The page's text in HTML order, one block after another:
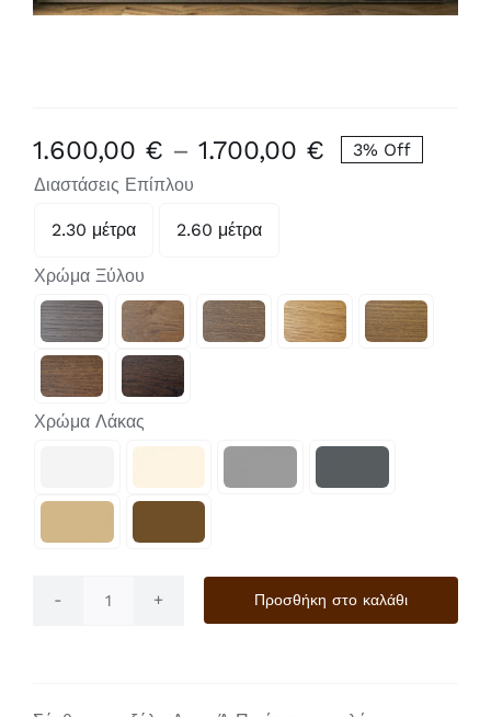
1.600,00 € – 1.700,00 €Price
3% Off
Διαστάσεις Επίπλου
2.30 μέτρα 2.60 μέτρα
Χρώμα Ξύλου
Χρώμα Λάκας
Luna
Προσθήκη στο καλάθι